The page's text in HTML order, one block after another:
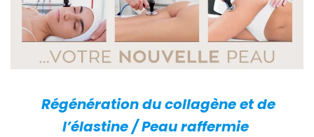
Régénération du collagène et de
l’élastine / Peau raffermie